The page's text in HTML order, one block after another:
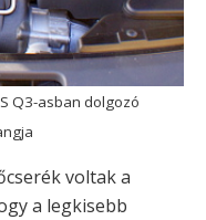
Q3-asban dolgozó
voltak a
a legkisebb